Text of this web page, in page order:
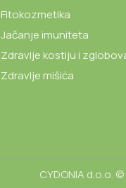
Fitokozmetika
Jačanje imuniteta
Zdravlje kostiju i
Zdravlje mišića
CYDONIA d.o.o.